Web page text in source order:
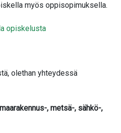
myös oppisopimuksella.
opiskelusta
olethan yhteydessä
, metsä-, sähkö-,